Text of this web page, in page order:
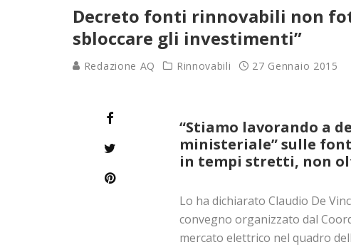
Decreto fonti rinnovabili non
sbloccare gli investimenti”
Redazione AQ Rinnovabili 27 Gennaio 2015
“Stiamo lavorando a
ministeriale” sulle
in tempi stretti, non
Lo ha dichiarato Claudio De
convegno organizzato dal
mercato elettrico nel quadro